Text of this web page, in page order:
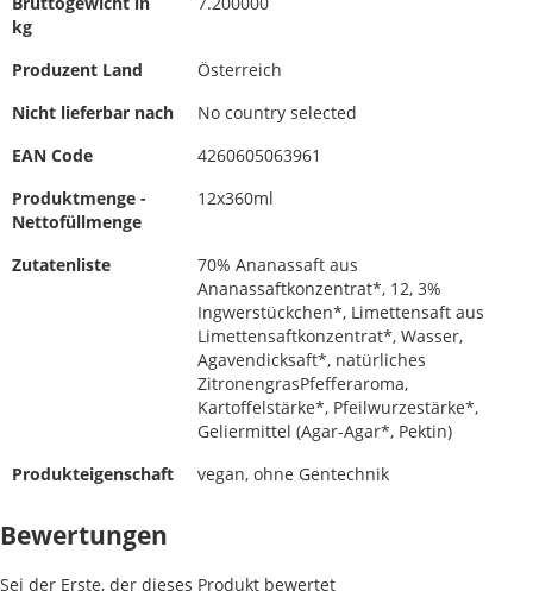
kg
Produzent Land
Österreich
Nicht lieferbar nach
No country selected
EAN Code
4260605063961
Produktmenge -
Nettofüllmenge
12x360ml
Zutatenliste
70% Ananassaft aus
Ananassaftkonzentrat*, 12, 3%
Ingwerstückchen*, Limettensaft aus
Limettensaftkonzentrat*, Wasser,
Agavendicksaft*, natürliches
ZitronengrasPfefferaroma,
Kartoffelstärke*, Pfeilwurzestärke*,
Geliermittel (Agar-Agar*, Pektin)
Produkteigenschaft
vegan, ohne Gentechnik
Bewertungen
Sei der Erste, der dieses Produkt bewertet